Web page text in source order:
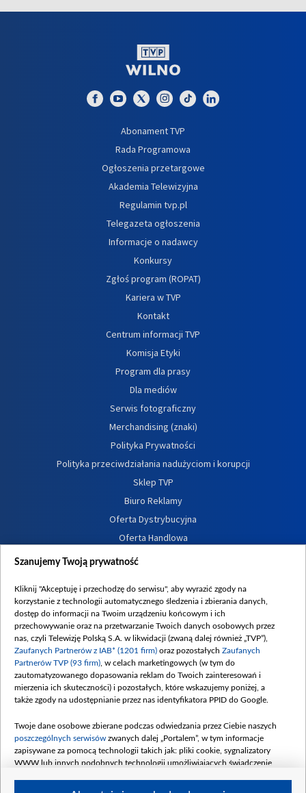
Abonament TVP
Rada Programowa
Ogłoszenia przetargowe
Akademia Telewizyjna
Regulamin tvp.pl
Telegazeta ogłoszenia
Informacje o nadawcy
Konkursy
Zgłoś program (ROPAT)
Kariera w TVP
Kontakt
Centrum informacji TVP
Komisja Etyki
Program dla prasy
Dla mediów
Serwis fotograficzny
Merchandising (znaki)
Polityka Prywatności
Polityka przeciwdziałania nadużyciom i korupcji
Sklep TVP
Biuro Reklamy
Oferta Dystrybucyjna
Oferta Handlowa
Dostępność
Procedura zgłoszeń wewnętrznych
Szanujemy Twoją prywatność
Kliknij "Akceptuję i przechodzę do serwisu", aby wyrazić zgody na
korzystanie z technologii automatycznego śledzenia i zbierania danych,
dostęp do informacji na Twoim urządzeniu końcowym i ich
przechowywanie oraz na przetwarzanie Twoich danych osobowych przez
nas, czyli Telewizję Polską S.A. w likwidacji (zwaną dalej również „TVP”),
Zaufanych Partnerów z IAB* (1201 firm) oraz pozostałych Zaufanych
Partnerów TVP (93 firm) , w celach marketingowych (w tym do
zautomatyzowanego dopasowania reklam do Twoich zainteresowań i
mierzenia ich skuteczności) i pozostałych, które wskazujemy poniżej, a
także zgody na udostępnianie przez nas identyfikatora PPID do Google.
Twoje dane osobowe zbierane podczas odwiedzania przez Ciebie naszych
poszczególnych serwisów zwanych dalej „Portalem”, w tym informacje
zapisywane za pomocą technologii takich jak: pliki cookie, sygnalizatory
WWW lub innych podobnych technologii umożliwiających świadczenie